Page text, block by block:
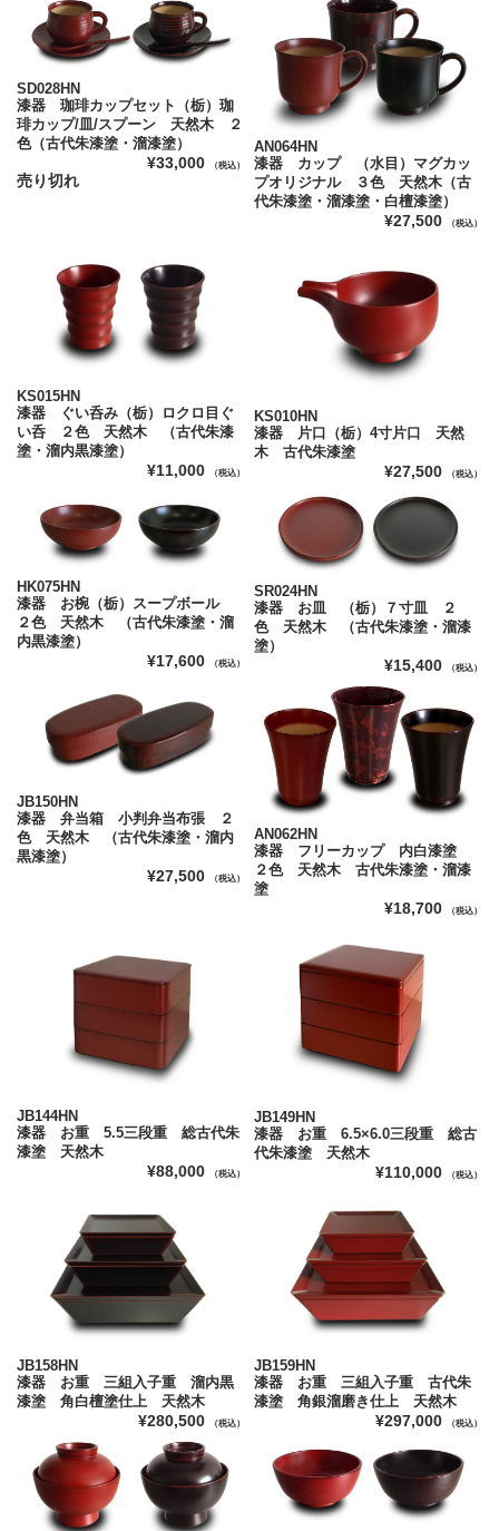
SD028HN
漆器 珈琲カップセット（栃）珈
琲カップ/皿/スプーン 天然木 ２
色（古代朱漆塗・溜漆塗）
¥33,000 （税込）
売り切れ
AN064HN
漆器 カップ （水目）マグカッ
プオリジナル ３色 天然木（古
代朱漆塗・溜漆塗・白檀漆塗）
¥27,500 （税込）
KS015HN
漆器 ぐい呑み（栃）ロクロ目ぐ
い呑 ２色 天然木 （古代朱漆
塗・溜内黒漆塗）
¥11,000 （税込）
KS010HN
漆器 片口（栃）4寸片口 天然
木 古代朱漆塗
¥27,500 （税込）
HK075HN
漆器 お椀（栃）スープボール
２色 天然木 （古代朱漆塗・溜
内黒漆塗）
¥17,600 （税込）
SR024HN
漆器 お皿 （栃）７寸皿 ２
色 天然木 （古代朱漆塗・溜漆
塗）
¥15,400 （税込）
JB150HN
漆器 弁当箱 小判弁当布張 ２
色 天然木 （古代朱漆塗・溜内
黒漆塗）
¥27,500 （税込）
AN062HN
漆器 フリーカップ 内白漆塗
２色 天然木 古代朱漆塗・溜漆
塗
¥18,700 （税込）
JB144HN
漆器 お重 5.5三段重 総古代朱
漆塗 天然木
¥88,000 （税込）
JB149HN
漆器 お重 6.5×6.0三段重 総古
代朱漆塗 天然木
¥110,000 （税込）
JB158HN
漆器 お重 三組入子重 溜内黒
漆塗 角白檀塗仕上 天然木
¥280,500 （税込）
JB159HN
漆器 お重 三組入子重 古代朱
漆塗 角銀溜磨き仕上 天然木
¥297,000 （税込）